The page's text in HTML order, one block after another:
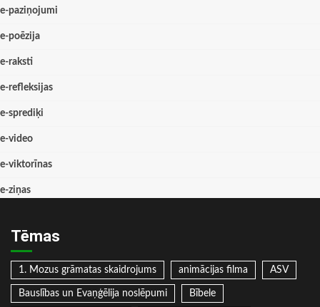
e-paziņojumi
e-poēzija
e-raksti
e-refleksijas
e-sprediķi
e-video
e-viktorīnas
e-ziņas
Tēmas
1. Mozus grāmatas skaidrojums animācijas filma ASV
Bauslības un Evaņģēlija noslēpumi Bībele